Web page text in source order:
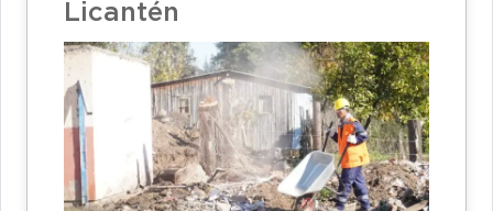
Licantén